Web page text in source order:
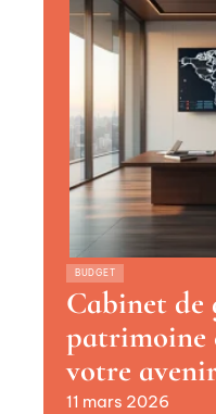
BUDGET
Cabinet de
patrimoine
votre
11 mars 2026